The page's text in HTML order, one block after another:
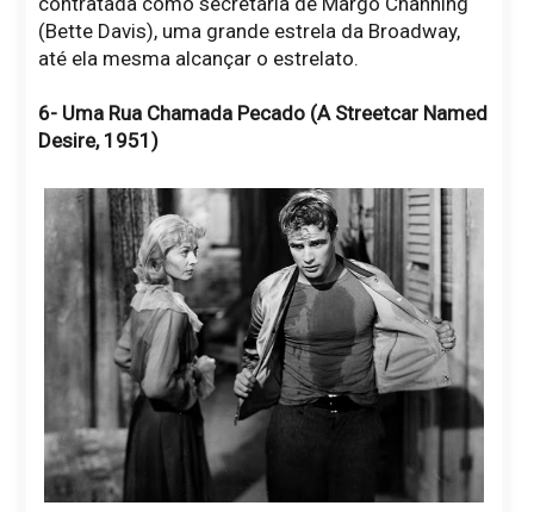
(Bette Davis), uma grande estrela da Broadway,
até ela mesma alcançar o estrelato.
6- Uma Rua Chamada Pecado (A Streetcar Named
Desire, 1951)